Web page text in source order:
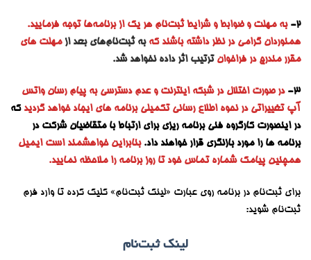
2- به مهلت و ضوابط و شرایط ثبت‌نام هر یک از برنامه‌ها توجه فرمایید.
همنوردان گرامی در نظر داشته باشند که به ثبت‌نام‌های بعد ازمهلت های
مقرر مندرج در فراخوانترتیب اثر داده نخواهد شد.
3-
در صورت اختلال در شبکه اینترنت و عدم دسترسی به پیام رسان واتس
آپ تغییراتی در نحوه اطلاع رسانی تکمیلی برنامه های ایجاد خواهد گردید که
در اینصورت کارگروه فنی برنامه ریزی برای ارتباط با متقاضیان شرکت در
برنامه ها را مورد بازنگری قرار خواهند داد. بنابراین خواهشمند است ایمیل
همچنین پیامک شماره تماس خود تا روز برنامه را ملاحظه نمایید.
برای ثبت‌نام در برنامه روی عبارت «لینک ثبت‌نام» کلیک کرده تا وارد فرم
ثبت‌نام شوید:
لینک ثبت‌نام